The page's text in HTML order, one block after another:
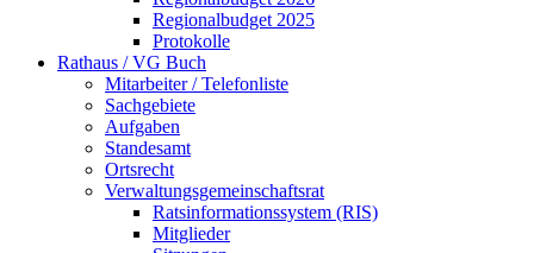
Regionalbudget 2025
Protokolle
Rathaus / VG Buch
Mitarbeiter / Telefonliste
Sachgebiete
Aufgaben
Standesamt
Ortsrecht
Verwaltungsgemeinschaftsrat
Ratsinformationssystem (RIS)
Mitglieder